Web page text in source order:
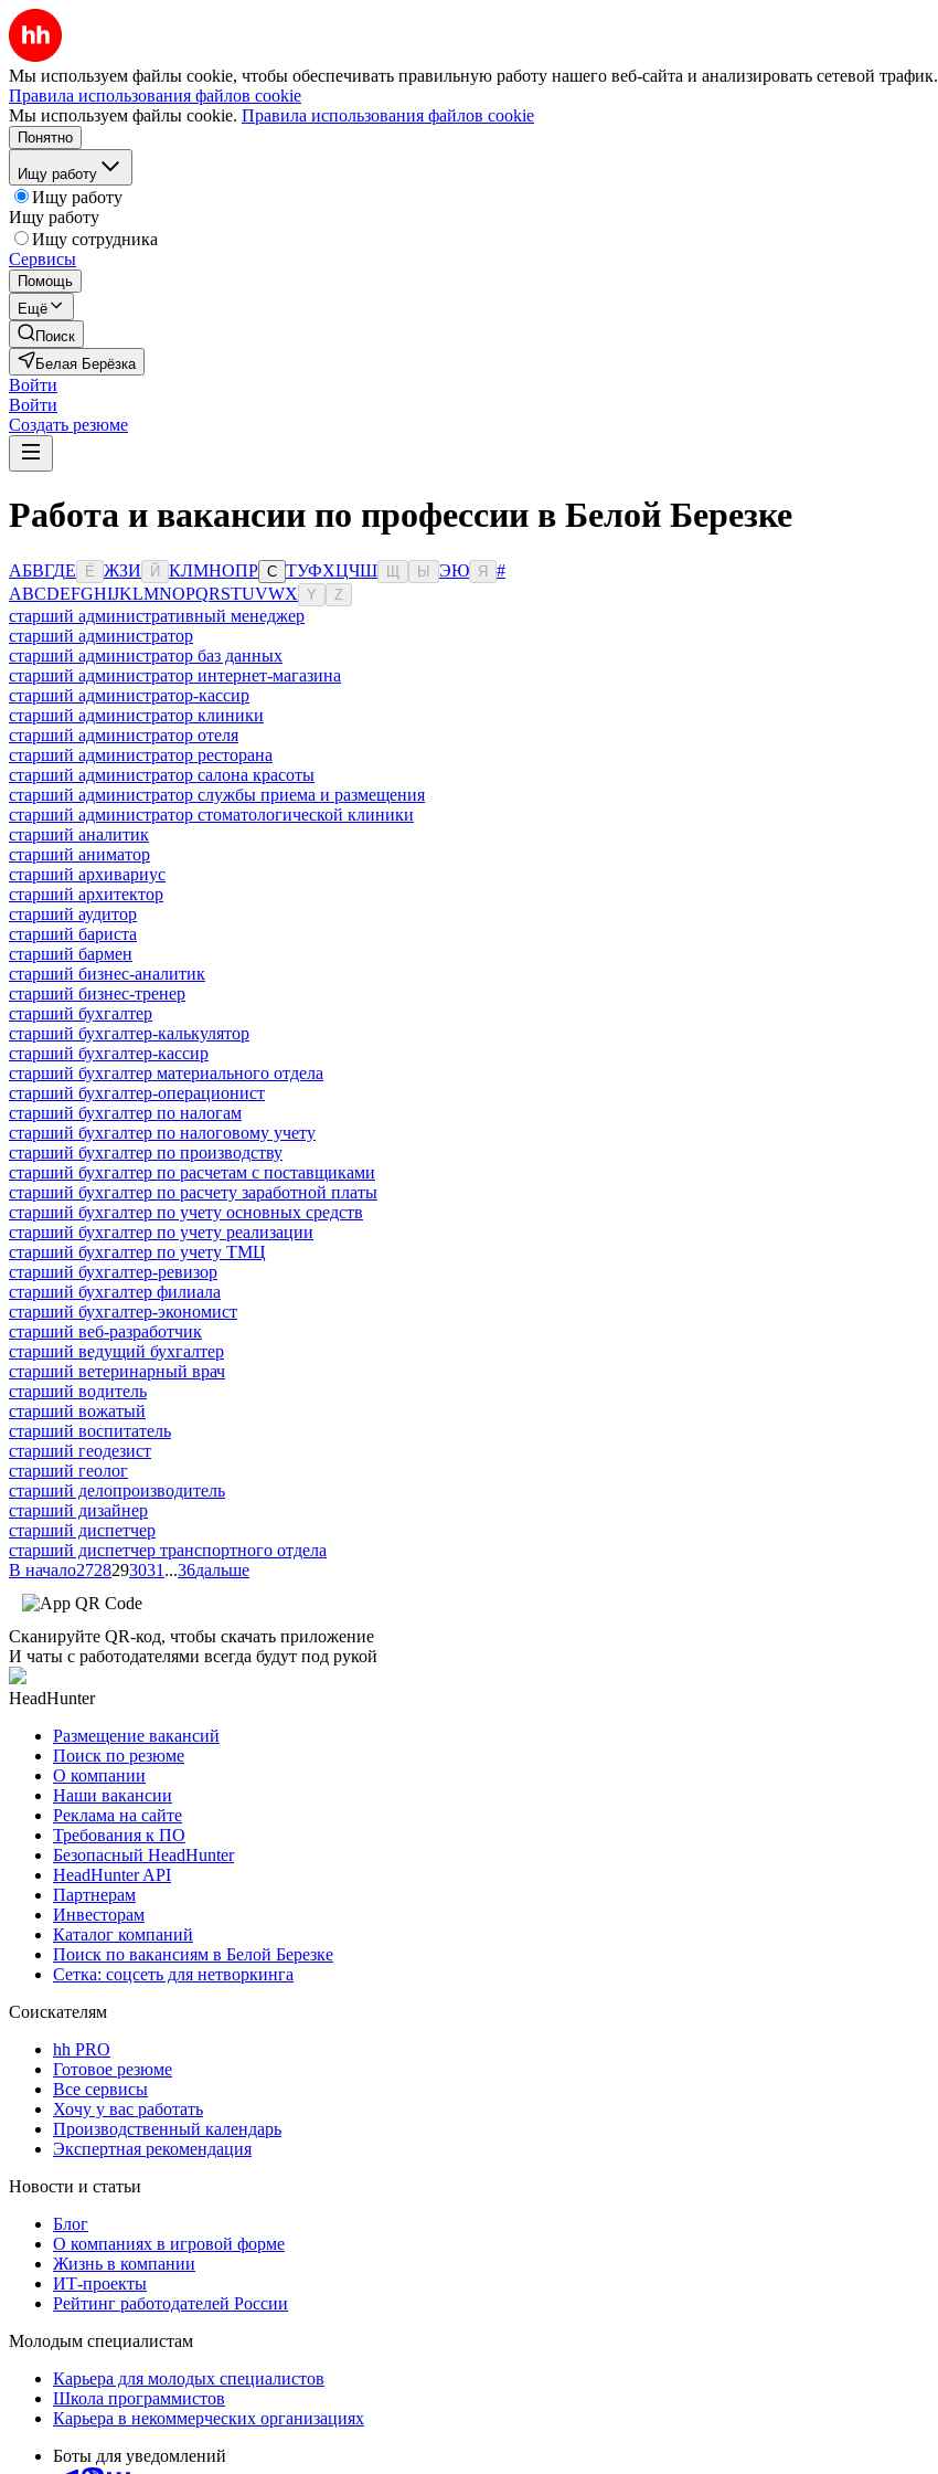
Мы используем файлы cookie, чтобы обеспечивать правильную работу нашего веб-сайта и анализировать сетевой трафик.
Правила использования файлов cookie
Мы используем файлы cookie. Правила использования файлов cookie
Понятно
Ищу работу
Ищу работу
Ищу работу
Ищу сотрудника
Сервисы
Помощь
Ещё
Поиск
Белая Берёзка
Войти
Войти
Создать резюме
Работа и вакансии по профессии в Белой Березке
АБВГДЕ Ё ЖЗИ Й КЛМНОПР С ТУФХЦЧШ Ы ЭЮ Я
#
ABCDEFGHIJKLMNOPQRSTUVWX Y Z
старший административный менеджер
старший администратор
старший администратор баз данных
старший администратор интернет-магазина
старший администратор-кассир
старший администратор клиники
старший администратор отеля
старший администратор ресторана
старший администратор салона красоты
старший администратор службы приема и размещения
старший администратор стоматологической клиники
старший аналитик
старший аниматор
старший архивариус
старший архитектор
старший аудитор
старший бариста
старший бармен
старший бизнес-аналитик
старший бизнес-тренер
старший бухгалтер
старший бухгалтер-калькулятор
старший бухгалтер-кассир
старший бухгалтер материального отдела
старший бухгалтер-операционист
старший бухгалтер по налогам
старший бухгалтер по налоговому учету
старший бухгалтер по производству
старший бухгалтер по расчетам с поставщиками
старший бухгалтер по расчету заработной платы
старший бухгалтер по учету основных средств
старший бухгалтер по учету реализации
старший бухгалтер по учету ТМЦ
старший бухгалтер-ревизор
старший бухгалтер филиала
старший бухгалтер-экономист
старший веб-разработчик
старший ведущий бухгалтер
старший ветеринарный врач
старший водитель
старший вожатый
старший воспитатель
старший геодезист
старший геолог
старший делопроизводитель
старший дизайнер
старший диспетчер
старший диспетчер транспортного отдела
В начало2728293031 ...36дальше
Сканируйте QR-код, чтобы скачать приложение
И чаты с работодателями всегда будут под рукой
HeadHunter
Размещение вакансий
Поиск по резюме
О компании
Наши вакансии
Реклама на сайте
Требования к ПО
Безопасный HeadHunter
HeadHunter API
Партнерам
Инвесторам
Каталог компаний
Поиск по вакансиям в Белой Березке
Сетка: соцсеть для нетворкинга
Соискателям
hh PRO
Готовое резюме
Все сервисы
Хочу у вас работать
Производственный календарь
Экспертная рекомендация
Новости и статьи
Блог
О компаниях в игровой форме
Жизнь в компании
ИТ-проекты
Рейтинг работодателей России
Молодым специалистам
Карьера для молодых специалистов
Школа программистов
Карьера в некоммерческих организациях
Боты для уведомлений